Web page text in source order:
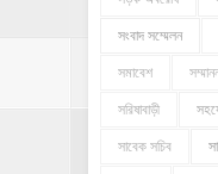
সংবাদ সম্মেলন
সমাবেশ
সরিষাবাড়ী
সাবেক সচিব